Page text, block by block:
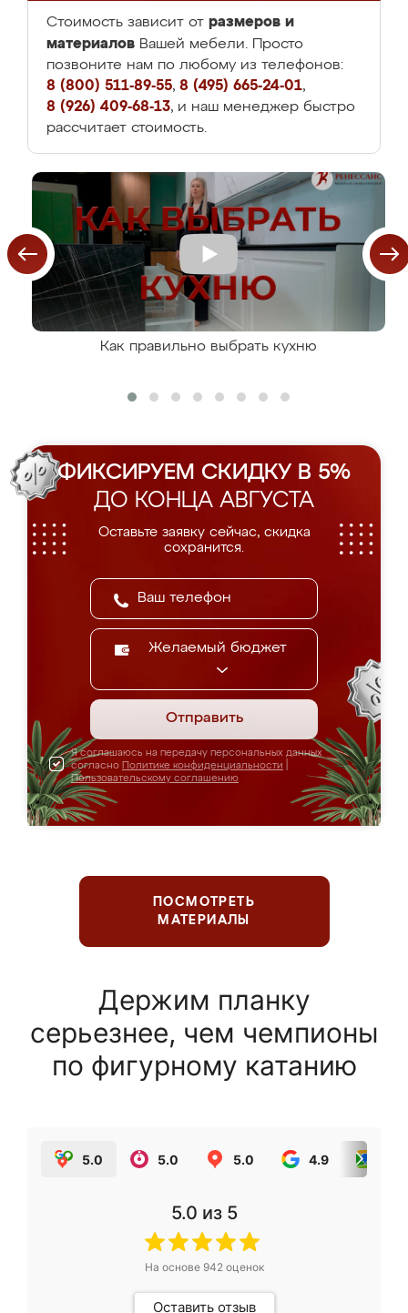
Стоимость зависит от размеров и
материалов Вашей мебели. Просто
позвоните нам по любому из телефонов:
8 (800) 511-89-55, 8 (495) 665-24-01,
8 (926) 409-68-13, и наш менеджер быстро
рассчитает стоимость.
Как правильно выбрать кухню
ФИКСИРУЕМ СКИДКУ В 5%
ДО КОНЦА АВГУСТА
Оставьте заявку сейчас, скидка
сохранится.
Желаемый бюджет
Отправить
Я соглашаюсь на передачу персональных данных
согласно Политике конфиденциальности
Пользовательскому соглашению
ПОСМОТРЕТЬ
МАТЕРИАЛЫ
Держим планку
серьезнее, чем чемпионы
по фигурному катанию
5.0 5.0 5.0 4.9
5.0 из 5
На основе 942оценок
Оставить отзыв